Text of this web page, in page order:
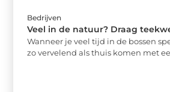
Bedrijven
Veel in de natuur? Draag
Wanneer je veel tijd in de bossen
zo vervelend als thuis komen met